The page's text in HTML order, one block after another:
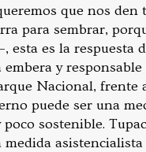
que nos den
para sembrar,
esta es la respuesta
y responsable
Nacional, frente
puede ser una
sostenible.
medida asistencialista